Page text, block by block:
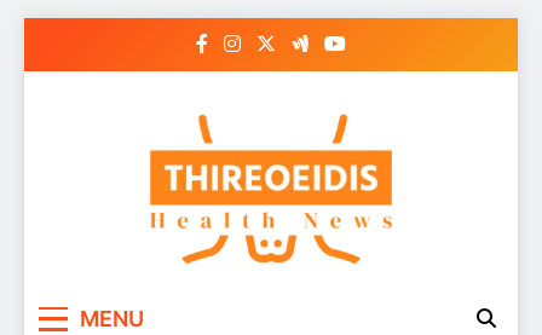
Παθήσεις Θυρεοειδούς
MENU